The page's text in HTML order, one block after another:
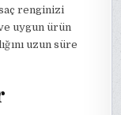
renginizi
uygun ürün
uzun süre